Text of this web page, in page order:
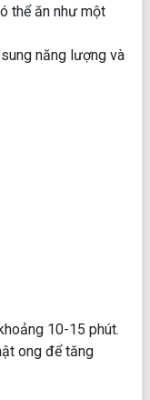
thể ăn như một
năng lượng và
10-15 phút.
ong để tăng